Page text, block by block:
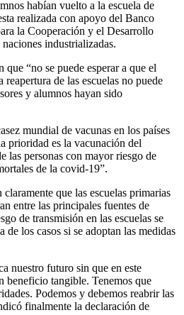
habían vuelto a la escuela de
realizada con apoyo del Banco
la Cooperación y el Desarrollo
industrializadas.
“no se puede esperar a que el
reapertura de las escuelas no puede
y alumnos hayan sido
mundial de vacunas en los países
prioridad es la vacunación del
las personas con mayor riesgo de
de la covid-19”.
que las escuelas primarias
entre las principales fuentes de
de transmisión en las escuelas se
los casos si se adoptan las medidas
nuestro futuro sin que en este
beneficio tangible. Tenemos que
Podemos y debemos reabrir las
finalmente la declaración de